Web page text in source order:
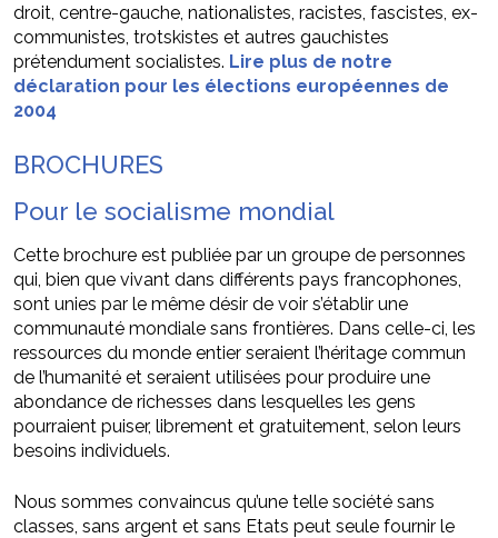
droit, centre-gauche, nationalistes, racistes, fascistes, ex-
communistes, trotskistes et autres gauchistes
prétendument socialistes. Lire plus de notre
déclaration pour les élections européennes de
2004
BROCHURES
Pour le socialisme mondial
Cette brochure est publiée par un groupe de personnes
qui, bien que vivant dans différents pays francophones,
sont unies par le même désir de voir s’établir une
communauté mondiale sans frontières. Dans celle-ci, les
ressources du monde entier seraient l’héritage commun
de l’humanité et seraient utilisées pour produire une
abondance de richesses dans lesquelles les gens
pourraient puiser, librement et gratuitement, selon leurs
besoins individuels.
Nous sommes convaincus qu’une telle société sans
classes, sans argent et sans Etats peut seule fournir le